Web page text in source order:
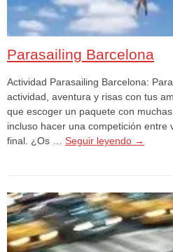
Parasailing Barcelona
Actividad Parasailing Barcelona:
actividad, aventura y risas con tus
que escoger un paquete con
incluso hacer una competición entre
final. ¿Os … Seguir leyendo →